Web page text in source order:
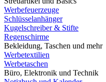
Werbefeuerzeuge
Schlüsselanhänger
Kugelschreiber & Stifte
Regenschirme
Bekleidung, Taschen und mehr
Werbetextilien
Werbetaschen
Büro, Elektronik und Technik